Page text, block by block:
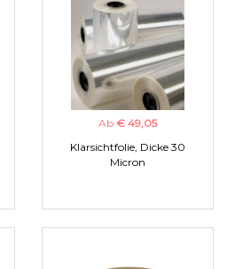
Ab € 49,05
Klarsichtfolie, Dicke 30
Micron